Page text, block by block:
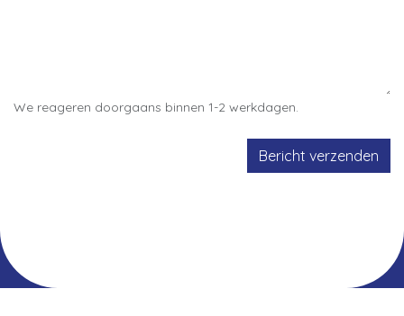
We reageren doorgaans binnen 1-2 werkdagen.
Bericht verzenden